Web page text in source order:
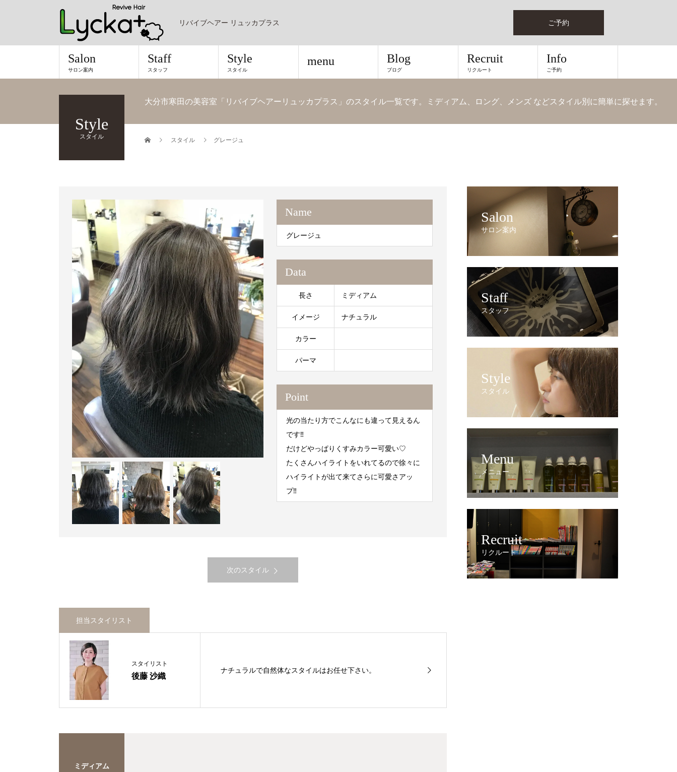
リバイブヘアー リュッカプラス ご予約
Salon
サロン案内
Staff
スタッフ
Style
スタイル
menu Blog
ブログ
Recruit
リクルート
Info
ご予約
Style
スタイル
大分市寒田の美容室「リバイブヘアーリュッカプラス」のスタイル一覧です。ミディアム、ロング、メンズ などスタイル別に簡単に探せます。
スタイル グレージュ
Name
グレージュ
Data
長さ ミディアム
イメージ ナチュラル
カラー
パーマ
Point
光の当たり方でこんなにも違って見えるん
です‼︎
だけどやっぱりくすみカラー可愛い♡
たくさんハイライトをいれてるので徐々に
ハイライトが出て来てさらに可愛さアッ
プ‼︎
次のスタイル
担当スタイリスト
スタイリスト
後藤 沙織
ナチュラルで自然体なスタイルはお任せ下さい。
ミディアム
Salon
サロン案内
Staff
スタッフ
Style
スタイル
Menu
メニュー
Recruit
リクルート